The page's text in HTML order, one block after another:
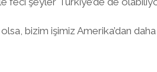
bizim işimiz Amerika’dan